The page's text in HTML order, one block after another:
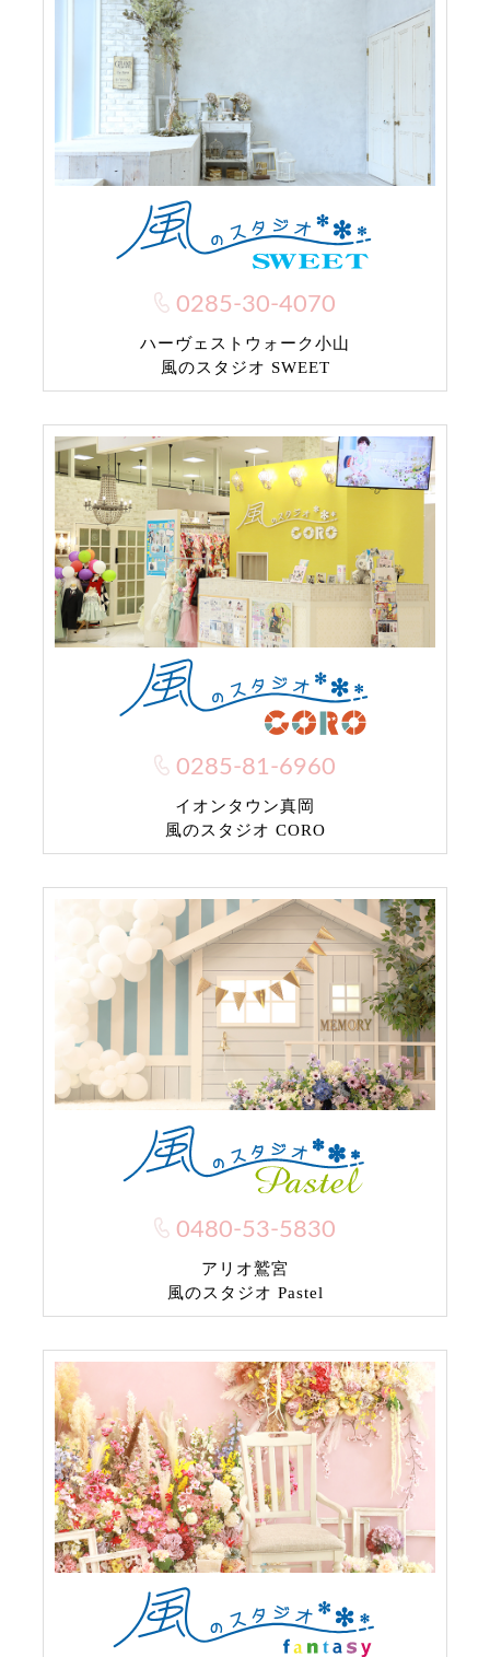
0285-30-4070
ハーヴェストウォーク小山
風のスタジオ SWEET
0285-81-6960
イオンタウン真岡
風のスタジオ CORO
0480-53-5830
アリオ鷲宮
風のスタジオ Pastel